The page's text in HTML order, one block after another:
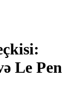
Le Pen